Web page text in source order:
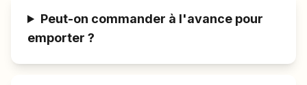
Peut-on commander à l'avance pour
emporter ?